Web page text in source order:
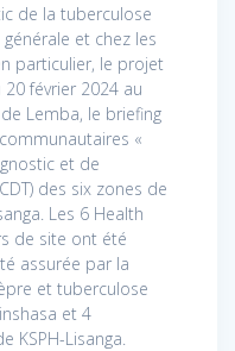
de la tuberculose
et chez les
particulier, le projet
février 2024 au
Lemba, le briefing
«
et de
des six zones de
Les 6 Health
de site ont été
assurée par la
et tuberculose
et 4
KSPH-Lisanga.